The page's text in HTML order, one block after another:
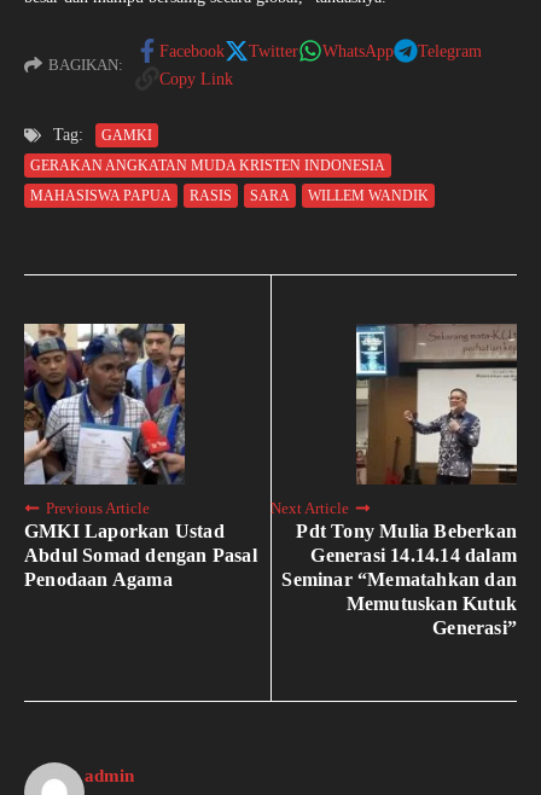
BAGIKAN:
Facebook Twitter WhatsApp
Telegram
Copy Link
Tag:
GAMKI
GERAKAN ANGKATAN MUDA KRISTEN INDONESIA
MAHASISWA PAPUA
RASIS SARA WILLEM WANDIK
Previous Article
GMKI Laporkan Ustad
Abdul Somad dengan Pasal
Penodaan Agama
Next Article
Pdt Tony Mulia Beberkan
Generasi 14.14.14 dalam
Seminar “Mematahkan dan
Memutuskan Kutuk
Generasi”
admin